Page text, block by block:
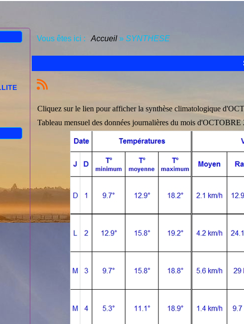
Vous êtes ici : Accueil » SYNTHESE
Cliquez sur le lien pour afficher la synthèse climatologique
Tableau mensuel des données journalières du mois d'OCTOBRE